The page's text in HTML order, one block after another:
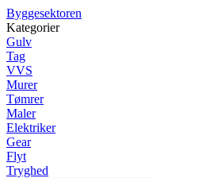
Byggesektoren
Kategorier
Gulv
Tag
VVS
Murer
Tømrer
Maler
Elektriker
Gear
Flyt
Tryghed